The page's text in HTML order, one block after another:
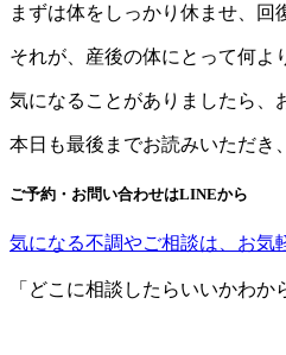
まずは体をしっかり休ませ、回
それが、産後の体にとって何よ
気になることがありましたら、
本日も最後までお読みいただき
ご予約・お問い合わせはLINEから
気になる不調やご相談は、お気
「どこに相談したらいいかわ